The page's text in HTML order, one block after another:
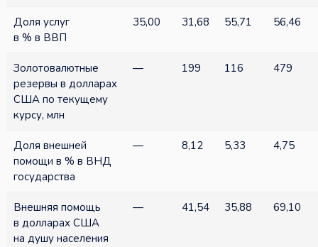
Доля услуг
в % в ВВП
35,00 31,68 55,71 56,46
Золотовалютные
резервы в долларах
США по текущему
курсу, млн
— 199 116 479
Доля внешней
помощи в % в ВНД
государства
— 8,12 5,33 4,75
Внешняя помощь
в долларах США
на душу населения
— 41,54 35,88 69,10